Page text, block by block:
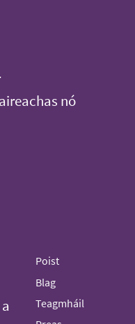
nó
Poist
Blag
Teagmháil